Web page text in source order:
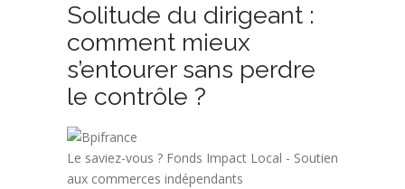
Solitude du dirigeant :
comment mieux
s’entourer sans perdre
le contrôle ?
Le saviez-vous ? Fonds Impact Local - Soutien
aux commerces indépendants